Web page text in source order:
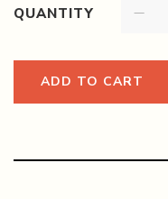
QUANTITY
ADD TO CART